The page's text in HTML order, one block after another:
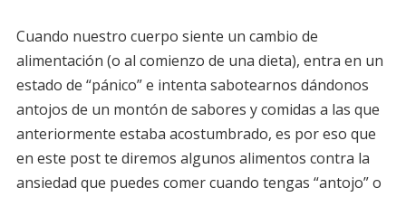
Cuando nuestro cuerpo siente un cambio de
alimentación (o al comienzo de una dieta), entra en un
estado de “pánico” e intenta sabotearnos dándonos
antojos de un montón de sabores y comidas a las que
anteriormente estaba acostumbrado, es por eso que
en este post te diremos algunos alimentos contra la
ansiedad que puedes comer cuando tengas “antojo” o